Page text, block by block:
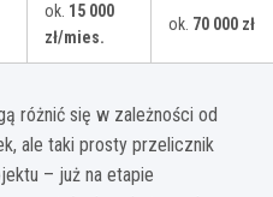
ok. 15 000
zł/mies.
ok. 70 000 zł
różnić się w zależności od
ale taki prosty przelicznik
– już na etapie